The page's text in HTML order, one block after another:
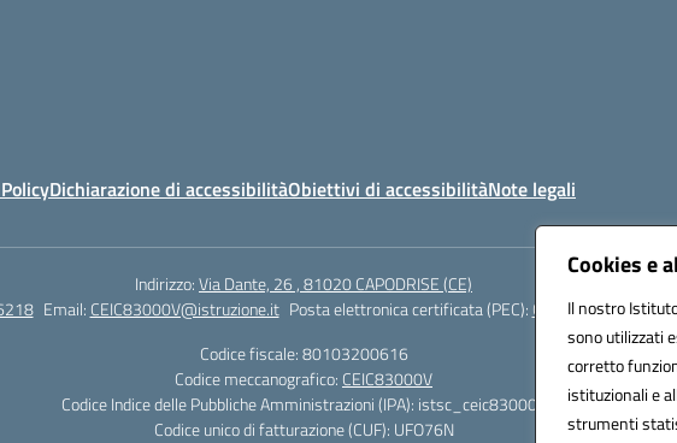
Cookies e
Il nostro
sono utilizzati
corretto
istituzionali e
strumenti
Dichiarazione di accessibilitàObiettivi di accessibilitàNote legali
Indirizzo:Via Dante, 26 , 81020 CAPODRISE (CE)
Email: CEIC83000V@istruzione.it Posta elettronica certificata (PEC):
Codice fiscale: 80103200616
Codice meccanografico: CEIC83000V
Codice Indice delle Pubbliche Amministrazioni (IPA): istsc_ceic83000v
Codice unico di fatturazione (CUF): UFO76N